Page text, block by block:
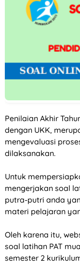
Penilaian Akhir
dengan UKK,
mengevaluasi
dilaksanakan.
Untuk
mengerjakan soal
putra-putri anda
materi pelajaran
Oleh karena itu,
soal latihan PAT
semester 2